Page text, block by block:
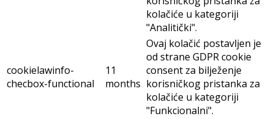
kolačiće u kategoriji
"Analitički".
cookielawinfo-
checbox-functional
11
months
Ovaj kolačić postavljen je
od strane GDPR cookie
consent za bilježenje
korisničkog pristanka za
kolačiće u kategoriji
"Funkcionalni".